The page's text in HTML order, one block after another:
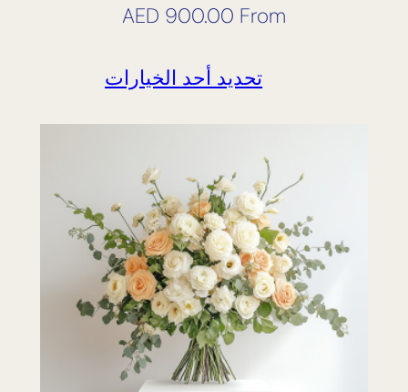
From
AED 900.00
تحديد أحد الخيارات